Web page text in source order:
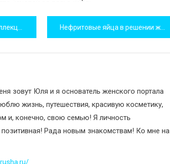
15-16 Нефритовые яйца в решении женских проблем
зовут Юля и я основатель женского портала
жизнь, путешествия, красивую косметику,
и, конечно, свою семью! Я личность
Рада новым знакомствам! Ко мне на